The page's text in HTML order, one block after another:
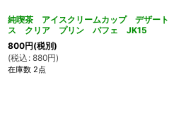
純喫茶 アイスクリームカップ デザート
ス クリア プリン パフェ JK15
800円(税別)
(税込 : 880円)
在庫数 2点